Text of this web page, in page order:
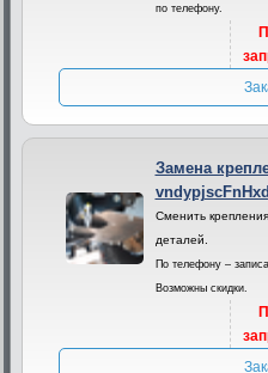
по телефону.
Замена
Сменить
деталей.
По телефону –
Возможны скидки.